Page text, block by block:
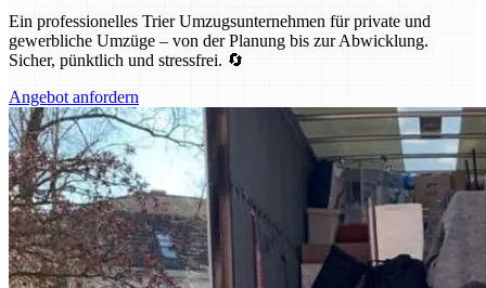
Ein professionelles Trier Umzugsunternehmen für private und
gewerbliche Umzüge – von der Planung bis zur Abwicklung.
Sicher, pünktlich und stressfrei. 🔄
Angebot anfordern